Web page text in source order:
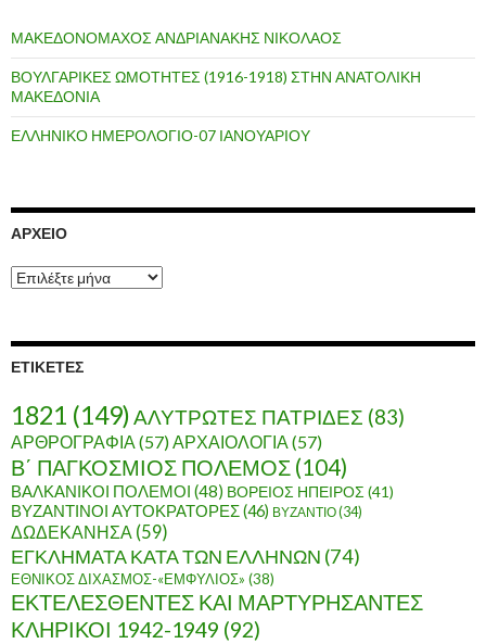
ΜΑΚΕΔΟΝΟΜΑΧΟΣ ΑΝΔΡΙΑΝΑΚΗΣ ΝΙΚΟΛΑΟΣ
ΒΟΥΛΓΑΡΙΚΕΣ ΩΜΟΤΗΤΕΣ (1916-1918) ΣΤΗΝ ΑΝΑΤΟΛΙΚΗ
ΜΑΚΕΔΟΝΙΑ
ΕΛΛΗΝΙΚΟ ΗΜΕΡΟΛΟΓΙΟ-07 ΙΑΝΟΥΑΡΙΟΥ
ΑΡΧΕΊΟ
Α
ρ
ο
ΕΤΙΚΈΤΕΣ
1821 (149)ΑΛΥΤΡΩΤΕΣ ΠΑΤΡΙΔΕΣ (83)
ΑΡΘΡΟΓΡΑΦΙΑ (57) ΑΡΧΑΙΟΛΟΓΙΑ (57)
Β΄ ΠΑΓΚΟΣΜΙΟΣ ΠΟΛΕΜΟΣ (104)
ΒΑΛΚΑΝΙΚΟΙ ΠΟΛΕΜΟΙ (48) ΒΟΡΕΙΟΣ ΗΠΕΙΡΟΣ (41)
ΒΥΖΑΝΤΙΝΟΙ ΑΥΤΟΚΡΑΤΟΡΕΣ(46) ΒΥΖΑΝΤΙΟ(34)
ΔΩΔΕΚΑΝΗΣΑ (59)
ΕΓΚΛΗΜΑΤΑ ΚΑΤΑ ΤΩΝ ΕΛΛΗΝΩΝ (74)
ΕΘΝΙΚΟΣ ΔΙΧΑΣΜΟΣ-«ΕΜΦΥΛΙΟΣ» (38)
ΕΚΤΕΛΕΣΘΕΝΤΕΣ ΚΑΙ ΜΑΡΤΥΡΗΣΑΝΤΕΣ
ΚΛΗΡΙΚΟΙ 1942-1949 (92)